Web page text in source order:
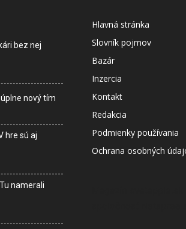
bez nej
nový tím
hre sú aj
namerali
Hlavná stránka
Slovník pojmov
Bazár
Inzercia
Kontakt
Redakcia
Podmienky používania
Ochrana osobných